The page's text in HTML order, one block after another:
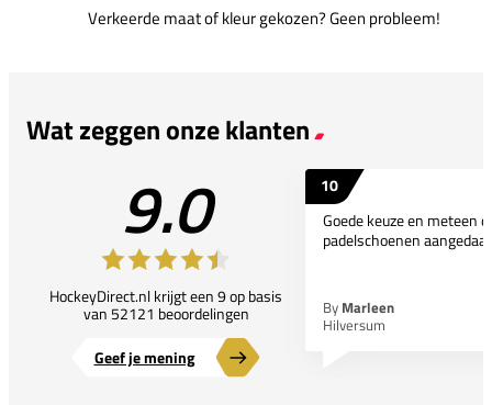
Verkeerde maat of kleur gekozen? Geen probleem!
Wat zeggen onze klanten
9.0
HockeyDirect.nl krijgt een 9 op basis
van 52121 beoordelingen
Geef je mening
10
Goede keuze en meteen
padelschoenen
By Marleen
Hilversum